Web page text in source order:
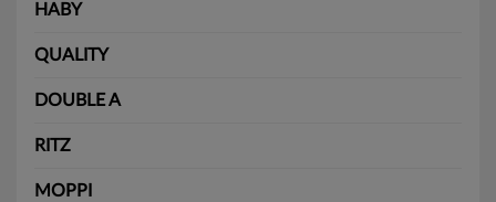
HABY
QUALITY
DOUBLE A
RITZ
MOPPI